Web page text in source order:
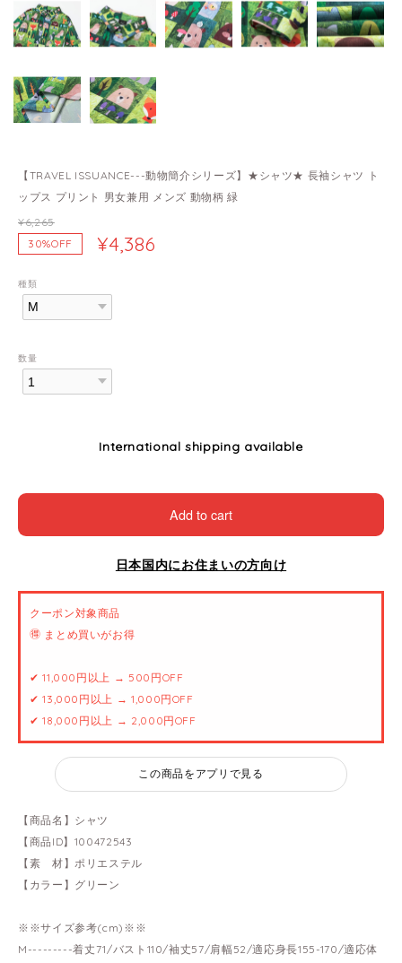
【TRAVEL ISSUANCE---動物簡介シリーズ】★シャツ★ 長袖シャツ ト
ップス プリント 男女兼用 メンズ 動物柄 緑
¥6,265
30%OFF
¥4,386
種類
数量
International shipping available
Add to cart
日本国内にお住まいの方向け
クーポン対象商品
🉐 まとめ買いがお得
✔ 11,000円以上 → 500円OFF
✔ 13,000円以上 → 1,000円OFF
✔ 18,000円以上 → 2,000円OFF
この商品をアプリで見る
【商品名】シャツ
【商品ID】100472543
【素 材】ポリエステル
【カラー】グリーン
※※サイズ参考(cm)※※
M---------着丈71/バスト110/袖丈57/肩幅52/適応身長155-170/適応体